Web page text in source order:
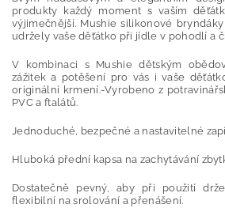
produkty každý moment s vaším
výjimečnější. Mushie silikonové
udržely vaše děťátko při jídle v pohodlí a
V kombinaci s Mushie dětským
zážitek a potěšení pro vás i vaše
originální krmení.-Vyrobeno z
PVC a ftalátů.
Jednoduché, bezpečné a nastavitelné
Hluboká přední kapsa na zachytávání
Dostatečně pevný, aby při použití
flexibilní na srolování a přenášení.